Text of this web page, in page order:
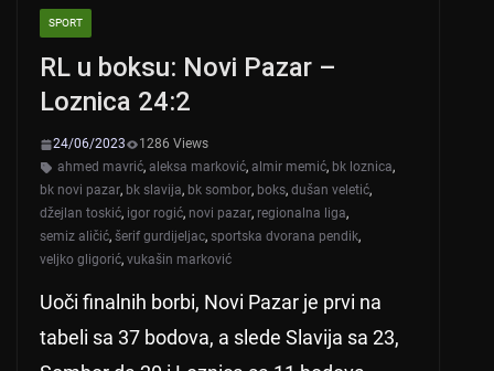
p
p
o
k
SPORT
RL u boksu: Novi Pazar –
Loznica 24:2
24/06/2023
1286 Views
ahmed mavrić, aleksa marković, almir memić, bk loznica,
bk novi pazar, bk slavija, bk sombor, boks, dušan veletić,
džejlan toskić, igor rogić, novi pazar, regionalna liga,
semiz aličić, šerif gurdijeljac, sportska dvorana pendik,
veljko gligorić, vukašin marković
Uoči finalnih borbi, Novi Pazar je prvi na
tabeli sa 37 bodova, a slede Slavija sa 23,